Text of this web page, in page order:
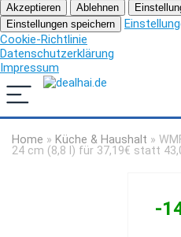
Akzeptieren Ablehnen
Einstellungen speichern
Cookie-Richtlinie
Datenschutzerklärung
Impressum
Home » Küche & Haushalt »
24 cm (8,8 l) für 37,19€ statt
-